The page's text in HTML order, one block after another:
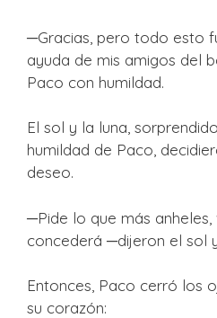
─Gracias, pero todo esto
ayuda de mis amigos del
Paco con humildad.
El sol y la luna,
humildad de Paco,
deseo.
─Pide lo que más
concederá ─dijeron el sol
Entonces, Paco cerró los
su corazón: